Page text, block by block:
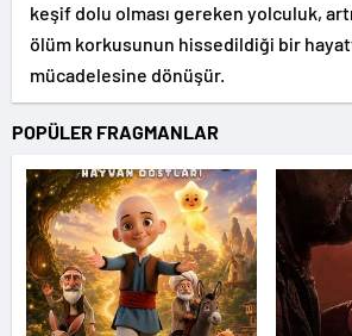
keşif dolu olması gereken yolculuk,
ölüm korkusunun hissedildiği bir
mücadelesine dönüşür.
POPÜLER FRAGMANLAR